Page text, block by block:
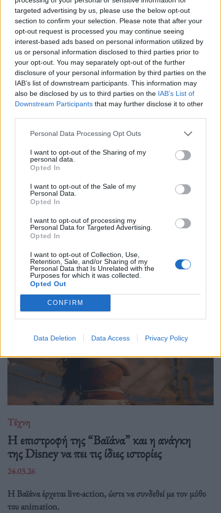
targeted advertising by us, please use the below opt-out
section to confirm your selection. Please note that after your
opt-out request is processed you may continue seeing
interest-based ads based on personal information utilized by
us or personal information disclosed to third parties prior to
your opt-out. You may separately opt-out of the further
disclosure of your personal information by third parties on the
IAB’s list of downstream participants. This information may
also be disclosed by us to third parties on the IAB’s List of
Downstream Participants that may further disclose it to other
Personal Data Processing Opt Outs
I want to opt-out of the Sharing of my
personal data.
Opted In
I want to opt-out of the Sale of my
Personal Data.
Opted In
I want to opt-out of processing my
Personal Data for Targeted Advertising.
Opted In
I want to opt-out of Collection, Use,
Retention, Sale, and/or Sharing of my
Personal Data that Is Unrelated with the
Purposes for which it was collected.
Opted Out
CONFIRM
Data Deletion Data Access Privacy Policy
των Oasis και την sold-out περιοδεία “Oasis Live
Philip Glass: Παγκόσμια γιορτή για τα 90ά
γενέθλιά του με πρεμιέρα της “Συμφωνίας
Νο. 15: Lincoln”
Ο Philip Glass θα γιορτάσει τα 90ά του γενέθλια στις 31
Ιανουαρίου 2027 με μια πολυετή, διεθνή σειρά εκδηλώσεων
που κορυφώνεται με την παγκόσμια πρεμιέρα της "Συμφωνίας
Νο. 15: Lincoln" και επετειακά
Τέχνη
Η επιστροφή της “Βαϊάνα” και η ανάγκη
της Disney να πει τις ίδιες ιστορίες
24.03.26
Η Βαϊάνα έρχεται live-action, ώστε να συνδεθεί με τον μύθο
του animation.